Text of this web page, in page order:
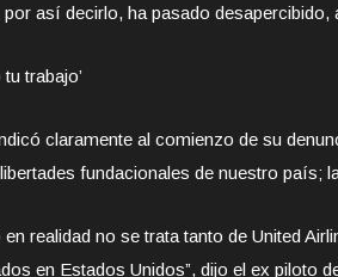
por así decirlo, ha pasado
trabajo’
claramente al comienzo de su
fundacionales de nuestro país;
en realidad no se trata tanto de United
en Estados Unidos”, dijo el ex piloto